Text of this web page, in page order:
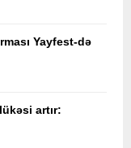
Yayfest-də
artır: